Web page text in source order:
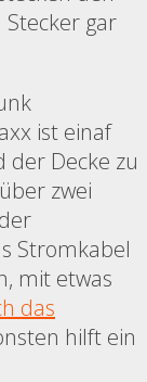
gar
ist einaf
der Decke zu
zwei
Stromkabel
mit etwas
das
hilft ein